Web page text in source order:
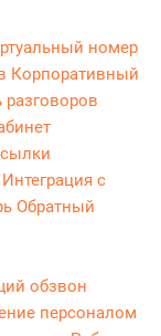
номер
Корпоративный
разговоров
Интеграция с
Обратный
обзвон
персоналом